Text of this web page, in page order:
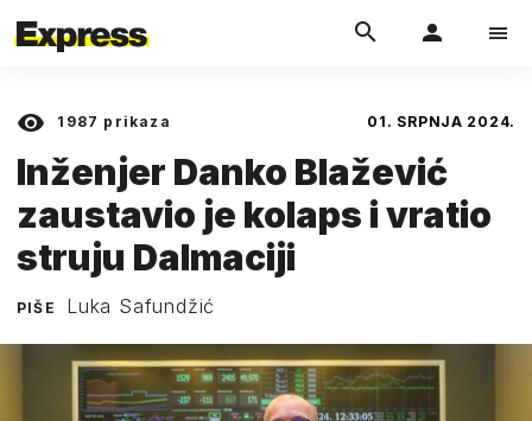
1987 prikaza 01. SRPNJA 2024.
Inženjer Danko Blažević
zaustavio je kolaps i vratio
struju Dalmaciji
PIŠE Luka Safundžić